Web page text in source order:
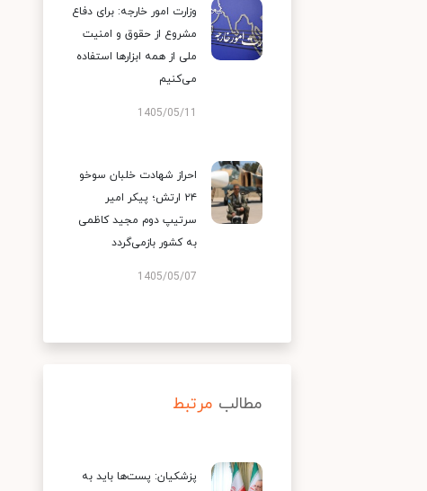
وزارت امور خارجه: برای دفاع
مشروع از حقوق و امنیت
ملی از همه ابزارها استفاده
می‌کنیم
1405/05/11
احراز شهادت خلبان سوخو
۲۴ ارتش؛ پیکر امیر
سرتیپ دوم مجید کاظمی
به کشور بازمی‌گردد
1405/05/07
مطالب مرتبط
پزشکیان: پست‌ها باید به